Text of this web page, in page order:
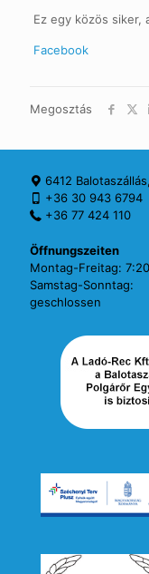
Ez egy közös siker,
Facebook
Megosztás
6412
+36 30 943 6794
+36 77 424 110
Öffnungszeiten
Montag-Freitag:
Samstag-Sonntag:
geschlossen